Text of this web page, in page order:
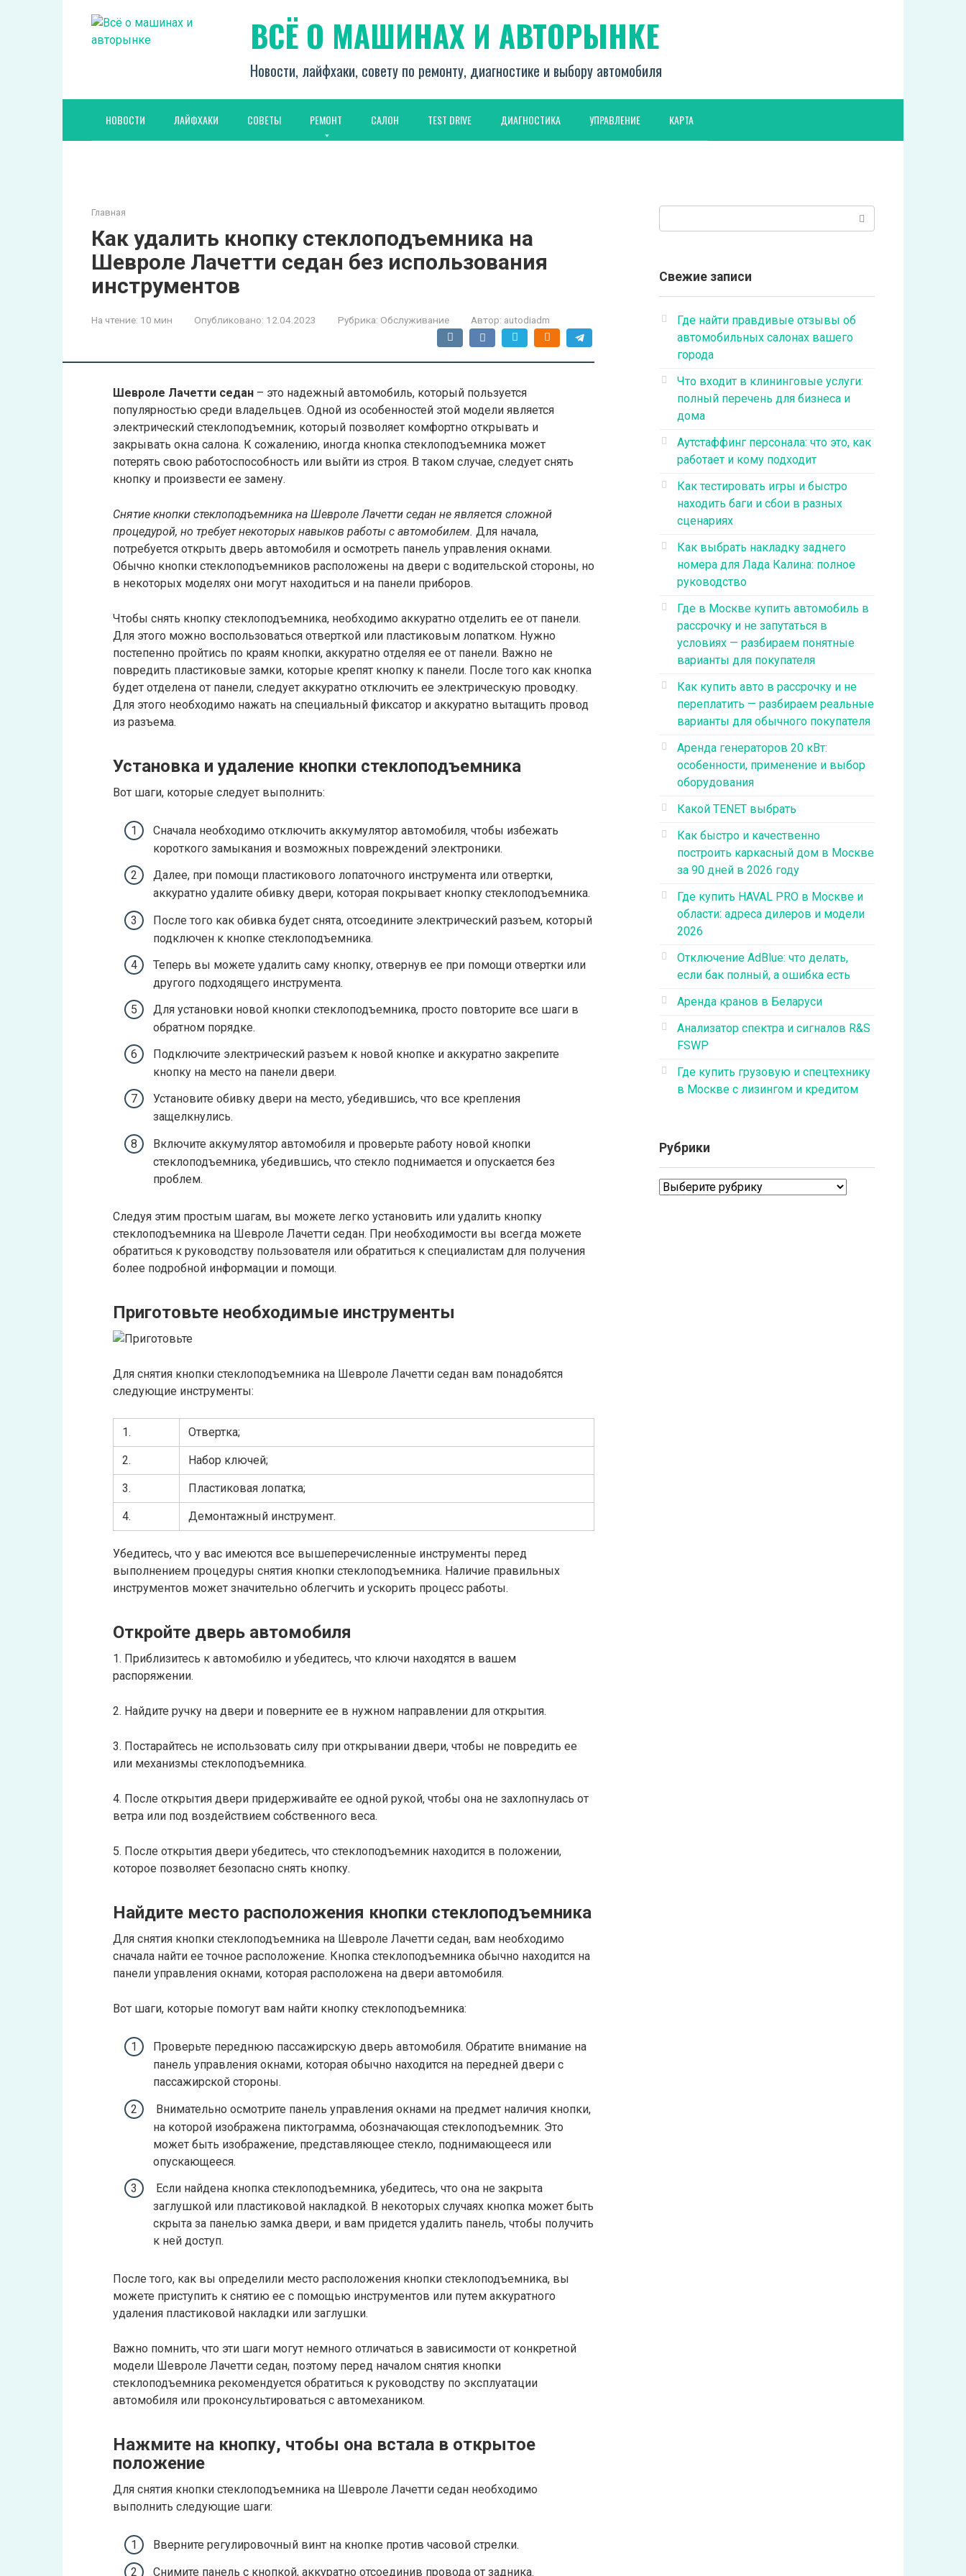
ВСЁ О МАШИНАХ И АВТОРЫНКЕ
Новости, лайфхаки, совету по ремонту, диагностике и выбору автомобиля
НОВОСТИ ЛАЙФХАКИ СОВЕТЫ РЕМОНТ САЛОН TEST DRIVE ДИАГНОСТИКА УПРАВЛЕНИЕ КАРТА
Главная
Как удалить кнопку стеклоподъемника на
Шевроле Лачетти седан без использования
инструментов
На чтение: 10 мин Опубликовано: 12.04.2023 Рубрика: Обслуживание Автор: autodiadm
Шевроле Лачетти седан – это надежный автомобиль, который пользуется
популярностью среди владельцев. Одной из особенностей этой модели является
электрический стеклоподъемник, который позволяет комфортно открывать и
закрывать окна салона. К сожалению, иногда кнопка стеклоподъемника может
потерять свою работоспособность или выйти из строя. В таком случае, следует снять
кнопку и произвести ее замену.
Снятие кнопки стеклоподъемника на Шевроле Лачетти седан не является сложной
процедурой, но требует некоторых навыков работы с автомобилем. Для начала,
потребуется открыть дверь автомобиля и осмотреть панель управления окнами.
Обычно кнопки стеклоподъемников расположены на двери с водительской стороны, но
в некоторых моделях они могут находиться и на панели приборов.
Чтобы снять кнопку стеклоподъемника, необходимо аккуратно отделить ее от панели.
Для этого можно воспользоваться отверткой или пластиковым лопатком. Нужно
постепенно пройтись по краям кнопки, аккуратно отделяя ее от панели. Важно не
повредить пластиковые замки, которые крепят кнопку к панели. После того как кнопка
будет отделена от панели, следует аккуратно отключить ее электрическую проводку.
Для этого необходимо нажать на специальный фиксатор и аккуратно вытащить провод
из разъема.
Установка и удаление кнопки стеклоподъемника
Вот шаги, которые следует выполнить:
Сначала необходимо отключить аккумулятор автомобиля, чтобы избежать
короткого замыкания и возможных повреждений электроники.
Далее, при помощи пластикового лопаточного инструмента или отвертки,
аккуратно удалите обивку двери, которая покрывает кнопку стеклоподъемника.
После того как обивка будет снята, отсоедините электрический разъем, который
подключен к кнопке стеклоподъемника.
Теперь вы можете удалить саму кнопку, отвернув ее при помощи отвертки или
другого подходящего инструмента.
Для установки новой кнопки стеклоподъемника, просто повторите все шаги в
обратном порядке.
Подключите электрический разъем к новой кнопке и аккуратно закрепите
кнопку на место на панели двери.
Установите обивку двери на место, убедившись, что все крепления
защелкнулись.
Включите аккумулятор автомобиля и проверьте работу новой кнопки
стеклоподъемника, убедившись, что стекло поднимается и опускается без
проблем.
Следуя этим простым шагам, вы можете легко установить или удалить кнопку
стеклоподъемника на Шевроле Лачетти седан. При необходимости вы всегда можете
обратиться к руководству пользователя или обратиться к специалистам для получения
более подробной информации и помощи.
Приготовьте необходимые инструменты
Для снятия кнопки стеклоподъемника на Шевроле Лачетти седан вам понадобятся
следующие инструменты:
1. Отвертка;
2. Набор ключей;
3. Пластиковая лопатка;
4. Демонтажный инструмент.
Убедитесь, что у вас имеются все вышеперечисленные инструменты перед
выполнением процедуры снятия кнопки стеклоподъемника. Наличие правильных
инструментов может значительно облегчить и ускорить процесс работы.
Откройте дверь автомобиля
1. Приблизитесь к автомобилю и убедитесь, что ключи находятся в вашем
распоряжении.
2. Найдите ручку на двери и поверните ее в нужном направлении для открытия.
3. Постарайтесь не использовать силу при открывании двери, чтобы не повредить ее
или механизмы стеклоподъемника.
4. После открытия двери придерживайте ее одной рукой, чтобы она не захлопнулась от
ветра или под воздействием собственного веса.
5. После открытия двери убедитесь, что стеклоподъемник находится в положении,
которое позволяет безопасно снять кнопку.
Найдите место расположения кнопки стеклоподъемника
Для снятия кнопки стеклоподъемника на Шевроле Лачетти седан, вам необходимо
сначала найти ее точное расположение. Кнопка стеклоподъемника обычно находится на
панели управления окнами, которая расположена на двери автомобиля.
Вот шаги, которые помогут вам найти кнопку стеклоподъемника:
Проверьте переднюю пассажирскую дверь автомобиля. Обратите внимание на
панель управления окнами, которая обычно находится на передней двери с
пассажирской стороны.
Внимательно осмотрите панель управления окнами на предмет наличия кнопки,
на которой изображена пиктограмма, обозначающая стеклоподъемник. Это
может быть изображение, представляющее стекло, поднимающееся или
опускающееся.
Если найдена кнопка стеклоподъемника, убедитесь, что она не закрыта
заглушкой или пластиковой накладкой. В некоторых случаях кнопка может быть
скрыта за панелью замка двери, и вам придется удалить панель, чтобы получить
к ней доступ.
После того, как вы определили место расположения кнопки стеклоподъемника, вы
можете приступить к снятию ее с помощью инструментов или путем аккуратного
удаления пластиковой накладки или заглушки.
Важно помнить, что эти шаги могут немного отличаться в зависимости от конкретной
модели Шевроле Лачетти седан, поэтому перед началом снятия кнопки
стеклоподъемника рекомендуется обратиться к руководству по эксплуатации
автомобиля или проконсультироваться с автомехаником.
Нажмите на кнопку, чтобы она встала в открытое
положение
Для снятия кнопки стеклоподъемника на Шевроле Лачетти седан необходимо
выполнить следующие шаги:
Вверните регулировочный винт на кнопке против часовой стрелки.
Снимите панель с кнопкой, аккуратно отсоединив провода от задника.
Свежие записи
Где найти правдивые отзывы об
автомобильных салонах вашего
города
Что входит в клининговые услуги:
полный перечень для бизнеса и
дома
Аутстаффинг персонала: что это, как
работает и кому подходит
Как тестировать игры и быстро
находить баги и сбои в разных
сценариях
Как выбрать накладку заднего
номера для Лада Калина: полное
руководство
Где в Москве купить автомобиль в
рассрочку и не запутаться в
условиях — разбираем понятные
варианты для покупателя
Как купить авто в рассрочку и не
переплатить — разбираем реальные
варианты для обычного покупателя
Аренда генераторов 20 кВт:
особенности, применение и выбор
оборудования
Какой TENET выбрать
Как быстро и качественно
построить каркасный дом в Москве
за 90 дней в 2026 году
Где купить HAVAL PRO в Москве и
области: адреса дилеров и модели
2026
Отключение AdBlue: что делать,
если бак полный, а ошибка есть
Аренда кранов в Беларуси
Анализатор спектра и сигналов R&S
FSWP
Где купить грузовую и спецтехнику
в Москве с лизингом и кредитом
Рубрики
Рубрики